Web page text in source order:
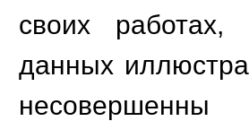
своих работах,
данных
несовершенны